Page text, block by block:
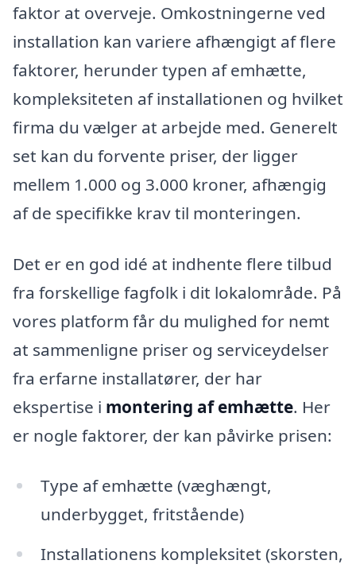
faktor at overveje. Omkostningerne ved
installation kan variere afhængigt af flere
faktorer, herunder typen af emhætte,
kompleksiteten af installationen og hvilket
firma du vælger at arbejde med. Generelt
set kan du forvente priser, der ligger
mellem 1.000 og 3.000 kroner, afhængig
af de specifikke krav til monteringen.
Det er en god idé at indhente flere tilbud
fra forskellige fagfolk i dit lokalområde. På
vores platform får du mulighed for nemt
at sammenligne priser og serviceydelser
fra erfarne installatører, der har
ekspertise i montering af emhætte. Her
er nogle faktorer, der kan påvirke prisen:
Type af emhætte (væghængt,
underbygget, fritstående)
Installationens kompleksitet (skorsten,